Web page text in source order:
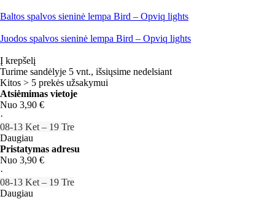
Baltos spalvos sieninė lempa Bird – Opviq lights
Juodos spalvos sieninė lempa Bird – Opviq lights
Į krepšelį
Turime sandėlyje 5 vnt., išsiųsime nedelsiant
Kitos > 5 prekės užsakymui
Atsiėmimas vietoje
Nuo 3,90 €
·
08‑13 Ket – 19 Tre
Daugiau
Pristatymas adresu
Nuo 3,90 €
·
08‑13 Ket – 19 Tre
Daugiau